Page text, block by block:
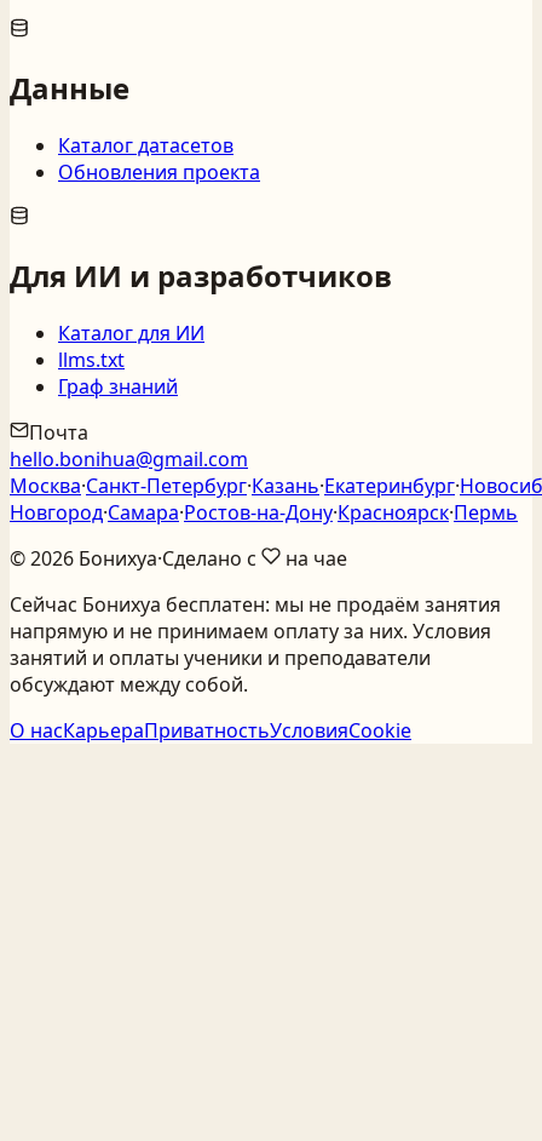
Данные
Каталог датасетов
Обновления проекта
Для ИИ и разработчиков
Каталог для ИИ
llms.txt
Граф знаний
Почта
hello.bonihua@gmail.com
Москва·Санкт‑Петербург·Казань·Екатеринбург·
Новгород·Самара·Ростов‑на‑Дону·Красноярск·Пермь
©2026 Бонихуа·Сделано с
на чае
Сейчас Бонихуа бесплатен: мы не продаём занятия
напрямую и не принимаем оплату за них. Условия
занятий и оплаты ученики и преподаватели
обсуждают между собой.
О насКарьераПриватностьУсловияCookie